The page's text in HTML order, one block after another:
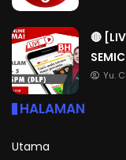
🔴
Yu.
HALAMAN
Utama